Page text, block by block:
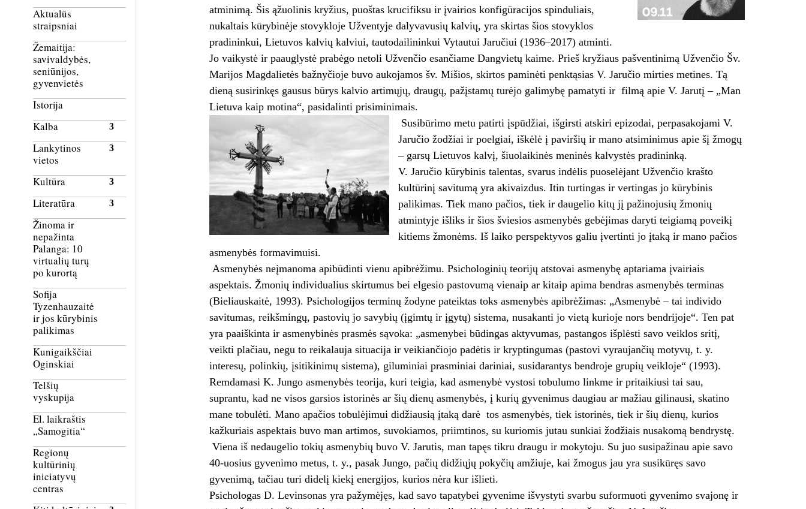
Aktualūs
straipsniai
Žemaitija:
savivaldybės,
seniūnijos,
gyvenvietės
Istorija
Kalba
Lankytinos
vietos
Kultūra
Literatūra
Žinoma ir
nepažinta
Palanga: 10
virtualių turų
po kurortą
Sofija
Tyzenhauzaitė
ir jos kūrybinis
palikimas
Kunigaikščiai
Oginskiai
Telšių
vyskupija
El. laikraštis
„Samogitia“
Regionų
kultūrinių
iniciatyvų
centras
atminimą. Šis ąžuolinis kryžius, puoštas krucifiksu ir įvairios konfigūracijos spinduliais,
nukaltais kūrybinėje stovykloje Užventyje dalyvavusių kalvių, yra skirtas šios stovyklos
pradininkui, Lietuvos kalvių kalviui, tautodailininkui Vytautui Jaručiui (1936–2017) atminti.
Jo vaikystė ir paauglystė prabėgo netoli Užvenčio esančiame Dangvietų kaime. Prieš kryžiaus pašventinimą Užvenčio Šv.
Marijos Magdalietės bažnyčioje buvo aukojamos šv. Mišios, skirtos paminėti penktąsias V. Jaručio mirties metines. Tą
dieną susirinkęs gausus būrys kalvio artimųjų, draugų, pažįstamų turėjo galimybę pamatyti ir filmą apie V. Jarutį – „Man
Lietuva kaip motina“, pasidalinti prisiminimais.
Susibūrimo metu patirti įspūdžiai, išgirsti atskiri epizodai, perpasakojami V.
Jaručio žodžiai ir poelgiai, iškėlė į paviršių ir mano atsiminimus apie šį žmogų
– garsų Lietuvos kalvį, šiuolaikinės meninės kalvystės pradininką.
V. Jaručio kūrybinis talentas, svarus indėlis puoselėjant Užvenčio krašto
kultūrinį savitumą yra akivaizdus. Itin turtingas ir vertingas jo kūrybinis
palikimas. Tiek mano pačios, tiek ir daugelio kitų jį pažinojusių žmonių
atmintyje išliks ir šios šviesios asmenybės gebėjimas daryti teigiamą poveikį
kitiems žmonėms. Iš laiko perspektyvos galiu įvertinti jo įtaką ir mano pačios
asmenybės formavimuisi.
Asmenybės neįmanoma apibūdinti vienu apibrėžimu. Psichologinių teorijų atstovai asmenybę aptariama įvairiais
aspektais. Žmonių individualius skirtumus bei elgesio pastovumą vienaip ar kitaip apima bendras asmenybės terminas
(Bieliauskaitė, 1993). Psichologijos terminų žodyne pateiktas toks asmenybės apibrėžimas: „Asmenybė – tai individo
savitumas, reikšmingų, pastovių jo savybių (įgimtų ir įgytų) sistema, nusakanti jo vietą kurioje nors bendrijoje“. Ten pat
yra paaiškinta ir asmenybinės prasmės sąvoka: „asmenybei būdingas aktyvumas, pastangos išplėsti savo veiklos sritį,
veikti plačiau, negu to reikalauja situacija ir veikiančiojo padėtis ir kryptingumas (pastovi vyraujančių motyvų, t. y.
interesų, polinkių, įsitikinimų sistema), giluminiai prasminiai dariniai, susidarantys bendroje grupių veikloje“ (1993).
Remdamasi K. Jungo asmenybės teorija, kuri teigia, kad asmenybė vystosi tobulumo linkme ir pritaikiusi tai sau,
suprantu, kad ne visos garsios istorinės ar šių dienų asmenybės, į kurių gyvenimus daugiau ar mažiau gilinausi, skatino
mane tobulėti. Mano apačios tobulėjimui didžiausią įtaką darė tos asmenybės, tiek istorinės, tiek ir šių dienų, kurios
kažkuriais aspektais buvo man artimos, suvokiamos, priimtinos, su kuriomis jutau sunkiai žodžiais nusakomą bendrystę.
Viena iš nedaugelio tokių asmenybių buvo V. Jarutis, man tapęs tikru draugu ir mokytoju. Su juo susipažinau apie savo
40-uosius gyvenimo metus, t. y., pasak Jungo, pačių didžiųjų pokyčių amžiuje, kai žmogus jau yra susikūręs savo
gyvenimą, tačiau turi didelį kiekį energijos, kurios nėra kur išlieti.
Psichologas D. Levinsonas yra pažymėjęs, kad savo tapatybei gyvenime išvystyti svarbu suformuoti gyvenimo svajonę ir